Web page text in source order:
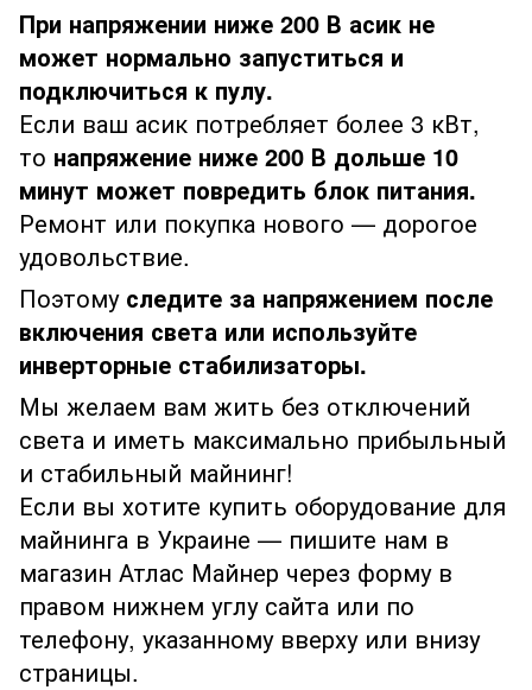
При напряжении ниже 200 В асик не
может нормально запуститься и
подключиться к пулу.
Если ваш асик потребляет более 3 кВт,
то напряжение ниже 200 В дольше 10
минут может повредить блок питания.
Ремонт или покупка нового — дорогое
удовольствие.
Поэтому следите за напряжением после
включения света или используйте
инверторные стабилизаторы.
Мы желаем вам жить без отключений
света и иметь максимально прибыльный
и стабильный майнинг!
Если вы хотите купить оборудование для
майнинга в Украине — пишите нам в
магазин Атлас Майнер через форму в
правом нижнем углу сайта или по
телефону, указанному вверху или внизу
страницы.